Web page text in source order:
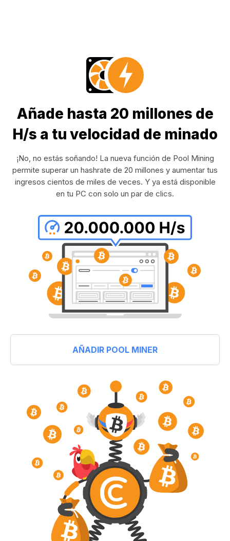
Añade hasta 20 millones de
H/s a tu velocidad de minado
¡No, no estás soñando! La nueva función de Pool Mining
permite superar un hashrate de 20 millones y aumentar tus
ingresos cientos de miles de veces. Y ya está disponible
en tu PC con solo un par de clics.
AÑADIR POOL MINER